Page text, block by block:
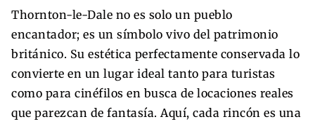
Thornton-le-Dale no es solo un pueblo
encantador; es un símbolo vivo del patrimonio
británico. Su estética perfectamente conservada lo
convierte en un lugar ideal tanto para turistas
como para cinéfilos en busca de locaciones reales
que parezcan de fantasía. Aquí, cada rincón es una